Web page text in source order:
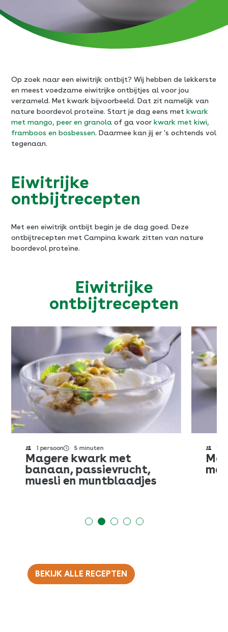
Op zoek naar een eiwitrijk ontbijt? Wij hebben de lekkerste
en meest voedzame eiwitrijke ontbijtjes al voor jou
verzameld. Met kwark bijvoorbeeld. Dat zit namelijk van
nature boordevol proteïne. Start je dag eens met kwark
met mango, peer en granola of ga voor kwark met kiwi,
framboos en bosbessen. Daarmee kan jij er 's ochtends vol
tegenaan.
Eiwitrijke
ontbijtrecepten
Met een eiwitrijk ontbijt begin je de dag goed. Deze
ontbijtrecepten met Campina kwark zitten van nature
boordevol proteïne.
Eiwitrijke
ontbijtrecepten
1 persoon 5 minuten
Magere milde kwark met
mango, peer & granola
1
BEKIJK ALLE RECEPTEN